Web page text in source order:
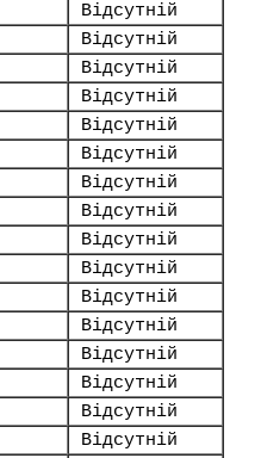
Відсутній
Відсутній
Відсутній
Відсутній
Відсутній
Відсутній
Відсутній
Відсутній
Відсутній
Відсутній
Відсутній
Відсутній
Відсутній
Відсутній
Відсутній
Відсутній